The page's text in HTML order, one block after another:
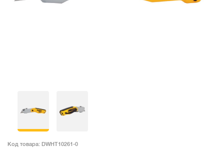
Код товара: DWHT10261-0